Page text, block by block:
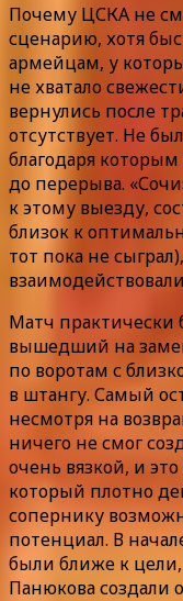
Почему ЦСКА не
сценарию, хотя
армейцам, у
не хватало
вернулись после
отсутствует. Не
благодаря
до перерыва.
к этому выезду,
близок к
тот пока не
Матч практически
вышедший на
по воротам с
в штангу. Самый
несмотря на
ничего не смог
очень вязкой, и
который плотно
сопернику
потенциал. В
были ближе к
Панюкова создали